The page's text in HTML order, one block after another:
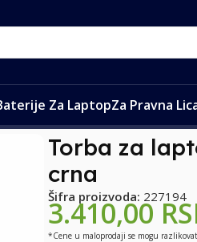
Za LaptopZa Pravna
inch crna
Torba za
crna
Šifra proizvoda: 227194
3.410,00
*Cene u maloprodaji se mogu